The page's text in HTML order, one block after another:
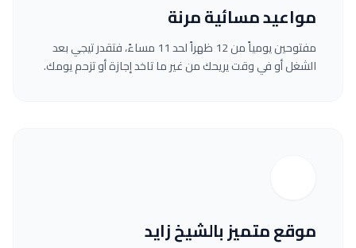
مواعيد مسائية مرنة
مفتوحين يومياً من 12 ظهراً لحد 11 مساءً، فتقدر تيجي بعد
الشغل أو في وقت يريحك من غير ما تاخد إجازة أو تزحم يومك.
موقع متميز بالشيخ زايد